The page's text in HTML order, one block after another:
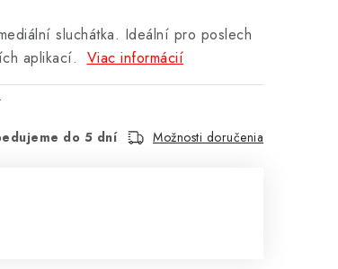
sluchátka. Ideální pro poslech
aplikací. Viac informácií
do 5 dní Možnosti doručenia